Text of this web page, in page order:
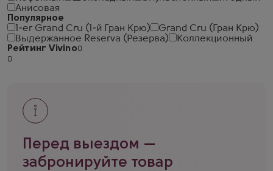
Анисовая
Популярное
1-er Grand Cru (1-й Гран Крю)
Grand Cru (Гран Крю)
Выдержанное Reserva (Резерва)
Коллекционный
Рейтинг Vivino
Перед выездом —
забронируйте товар